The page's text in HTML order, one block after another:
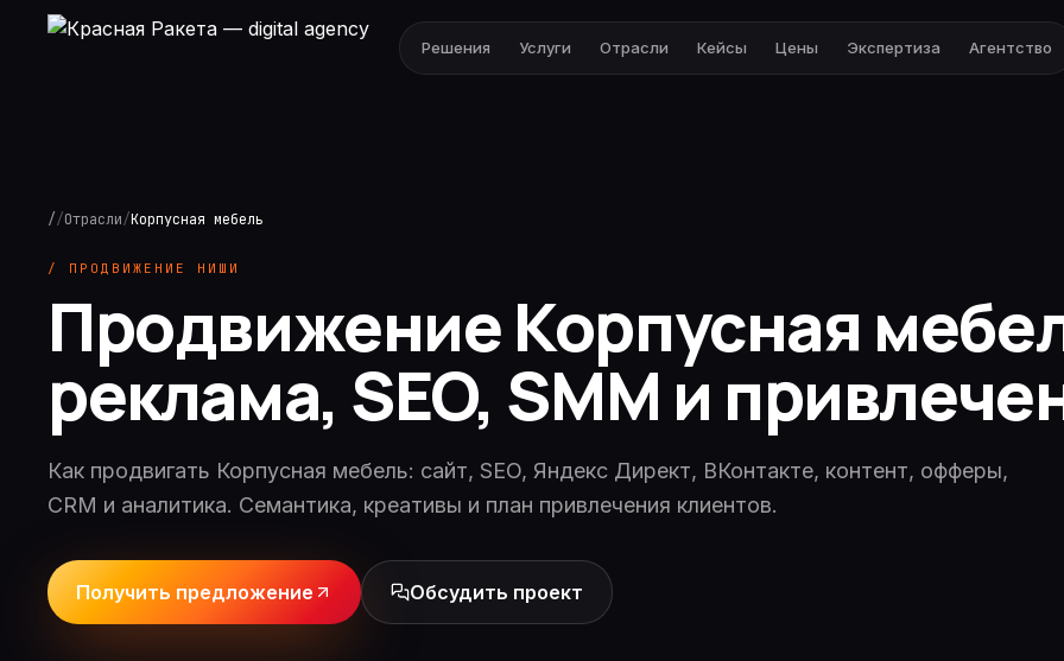
Решения Услуги Отрасли Кейсы Цены Экспертиза Агентство
//Отрасли/Корпусная мебель
/ ПРОДВИЖЕНИЕ НИШИ
Продвижение Корпусная
реклама, SEO, SMM и
Как продвигать Корпусная мебель: сайт, SEO, Яндекс Директ, ВКонтакте, контент, офферы,
CRM и аналитика. Семантика, креативы и план привлечения клиентов.
Получить предложение Обсудить проект